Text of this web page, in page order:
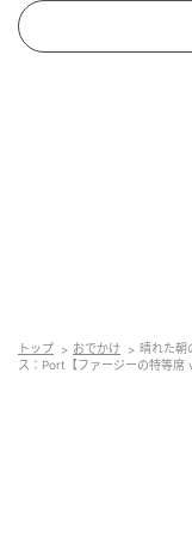
が絶賛するのも納
た〈ポート〉の店
してくれたバリス
ドリンク「パッシ
トップ おでかけ
晴れた朝
ス：Port【ファージーの特等席